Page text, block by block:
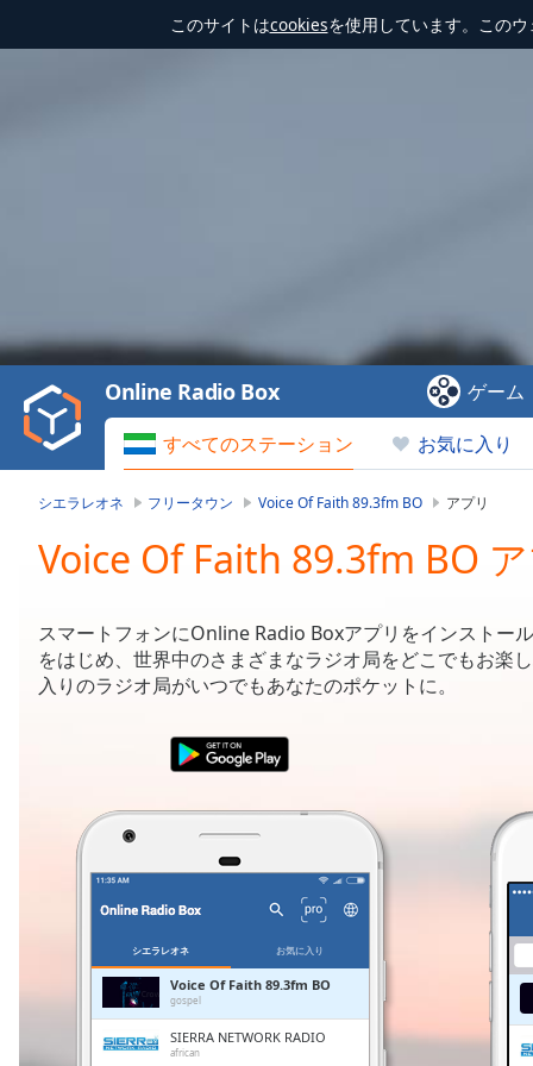
このサイトはcookiesを使用しています。この
Play
Video
Play
Backward
Skip
Current
Time0:00
Loaded:
0.00%
Remaining
すべてのステーション お気に入り
Online Radio Box ゲーム
シエラレオネ フリータウン Voice Of Faith 89.3fm BO アプリ
Voice Of Faith 89.3fm BO ア
スマートフォンにOnline Radio Boxアプリをインストール
をはじめ、世界中のさまざまなラジオ局をどこでもお楽
入りのラジオ局がいつでもあなたのポケットに。
シエラレオネ お気に入り
Voice Of Faith 89.3fm BO
gospel
SIERRA NETWORK RADIO
african